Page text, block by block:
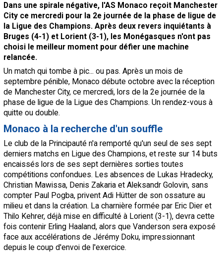
Dans une spirale négative, l'AS Monaco reçoit Manchester
City ce mercredi pour la 2e journée de la phase de ligue de
la Ligue des Champions. Après deux revers inquiétants à
Bruges (4-1) et Lorient (3-1), les Monégasques n'ont pas
choisi le meilleur moment pour défier une machine
relancée.
Un match qui tombe à pic... ou pas. Après un mois de
septembre pénible, Monaco débute octobre avec la réception
de Manchester City, ce mercredi, lors de la 2e journée de la
phase de ligue de la Ligue des Champions. Un rendez-vous à
quitte ou double.
Monaco à la recherche d'un souffle
Le club de la Principauté n'a remporté qu'un seul de ses sept
derniers matchs en Ligue des Champions, et reste sur 14 buts
encaissés lors de ses sept dernières sorties toutes
compétitions confondues. Les absences de Lukas Hradecky,
Christian Mawissa, Denis Zakaria et Aleksandr Golovin, sans
compter Paul Pogba, privent Adi Hütter de son ossature au
milieu et dans la création. La charnière formée par Eric Dier et
Thilo Kehrer, déjà mise en difficulté à Lorient (3-1), devra cette
fois contenir Erling Haaland, alors que Vanderson sera exposé
face aux accélérations de Jérémy Doku, impressionnant
depuis le coup d'envoi de l'exercice.
Recrutement Maxifoot
Mentions légales
site web Maxifoot.fr